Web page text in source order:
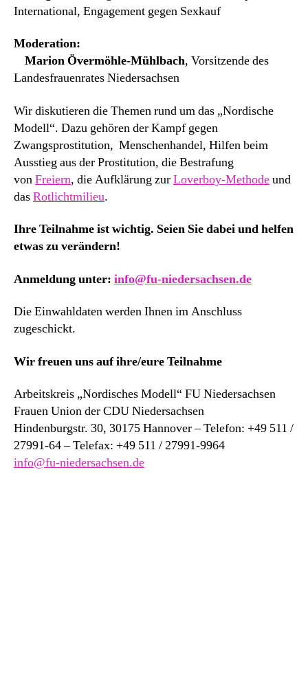
International, Engagement gegen Sexkauf
Moderation:
Marion Övermöhle-Mühlbach, Vorsitzende des
Landesfrauenrates Niedersachsen
Wir diskutieren die Themen rund um das „Nordische
Modell“. Dazu gehören der Kampf gegen
Zwangsprostitution, Menschenhandel, Hilfen beim
Ausstieg aus der Prostitution, die Bestrafung
vonFreiern, die Aufklärung zurLoverboy-Methodeund
dasRotlichtmilieu.
Ihre Teilnahme ist wichtig. Seien Sie dabei und helfen
etwas zu verändern!
Anmeldung unter: info@fu-niedersachsen.de
Die Einwahldaten werden Ihnen im Anschluss
zugeschickt.
Wir freuen uns auf ihre/eure Teilnahme
Arbeitskreis „Nordisches Modell“ FU Niedersachsen
Frauen Union der CDU Niedersachsen
Hindenburgstr. 30, 30175 Hannover – Telefon: +49 511 /
27991-64 – Telefax: +49 511 / 27991-9964
info@fu-niedersachsen.de